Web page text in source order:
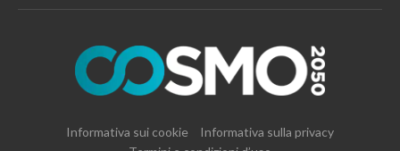
Informativa sui cookie
Informativa sulla privacy